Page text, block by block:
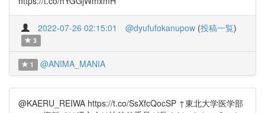
2022-07-26 02:15:01 @dyufufokanupow (投稿一覧)
3
1 @ANIMA_MANIA
@KAERU_REIWA https://t.co/SsXfcQocSP ↑東北大学医学部